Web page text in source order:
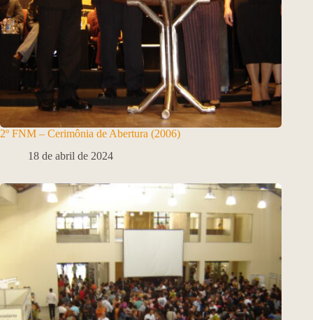
2º FNM – Cerimônia de Abertura (2006)
18 de abril de 2024